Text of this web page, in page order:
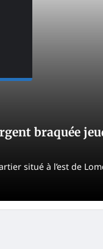
braquée
situé à l’est de